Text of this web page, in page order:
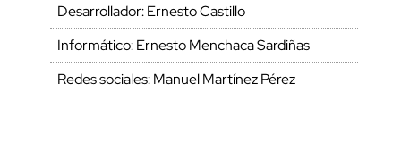
Desarrollador: Ernesto Castillo
Informático: Ernesto Menchaca Sardiñas
Redes sociales: Manuel Martínez Pérez